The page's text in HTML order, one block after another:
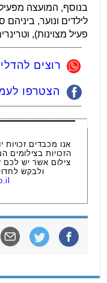
בנוסף, המועצה
לילדים ונוער,
פעיל מצוינות),
רוצים
הצטרפו
אנו מכבדים
הזכויות בצילומים
צילום אשר יש לכם
ולבקש